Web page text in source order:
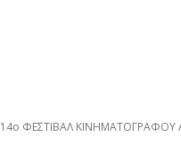
14ο ΦΕΣΤΙΒΑΛ